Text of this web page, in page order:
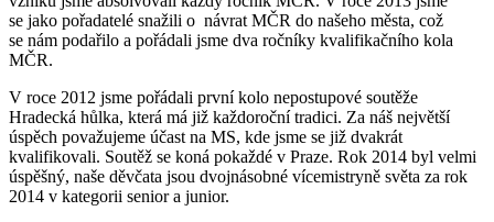
se jako pořadatelé snažili o návrat MČR do našeho města, což
se nám podařilo a pořádali jsme dva ročníky kvalifikačního kola
MČR.
V roce 2012 jsme pořádali první kolo nepostupové soutěže
Hradecká hůlka, která má již každoroční tradici. Za náš největší
úspěch považujeme účast na MS, kde jsme se již dvakrát
kvalifikovali. Soutěž se koná pokaždé v Praze. Rok 2014 byl velmi
úspěšný, naše děvčata jsou dvojnásobné vícemistryně světa za rok
2014 v kategorii senior a junior.